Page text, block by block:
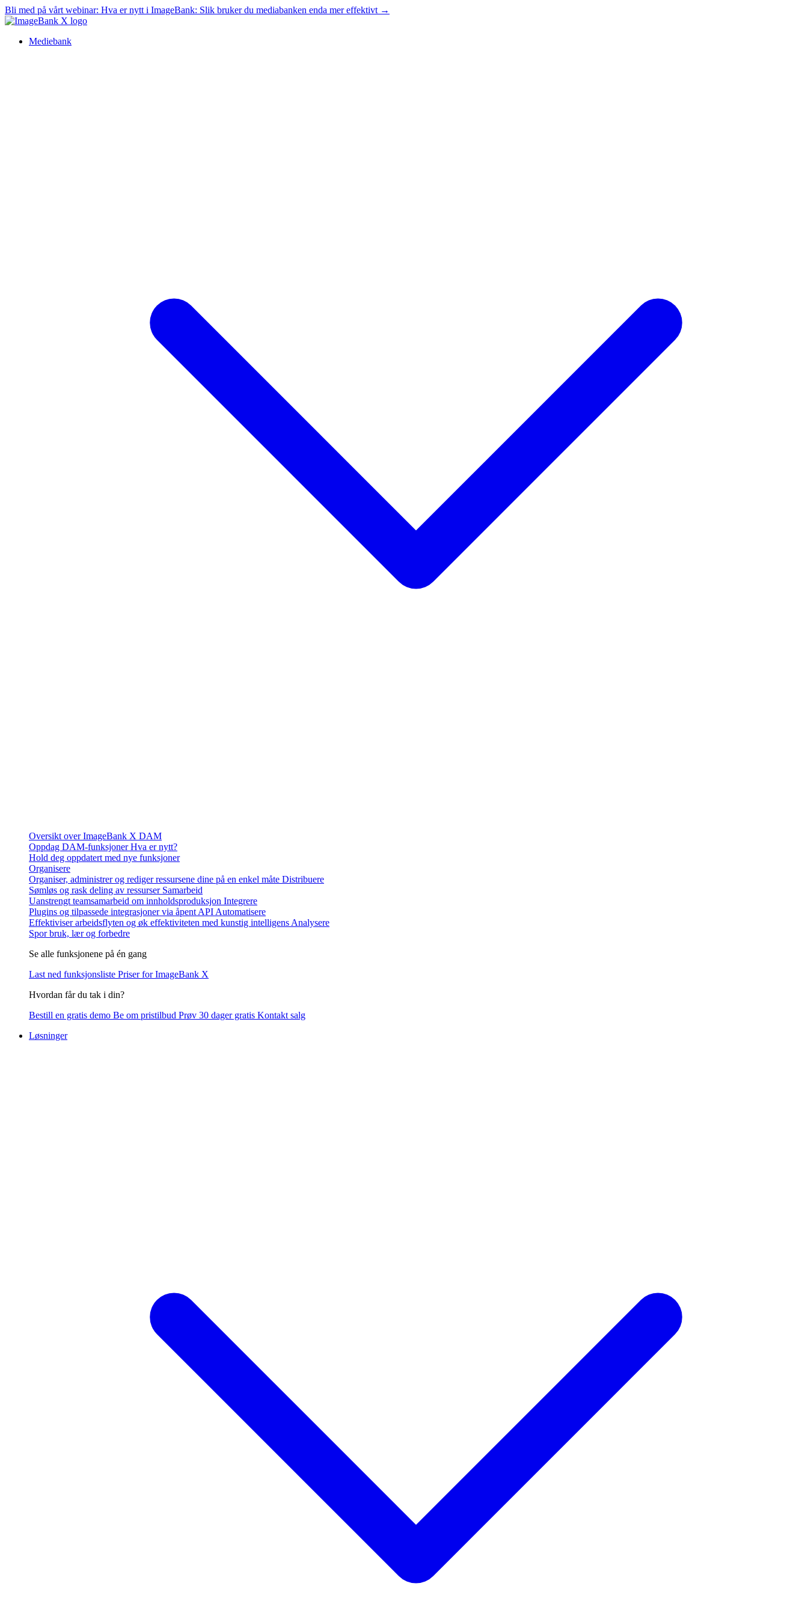
Bli med på vårt webinar: Hva er nytt i ImageBank: Slik bruker du mediabanken enda mer effektivt →
Mediebank
Oversikt over ImageBank X DAM
Oppdag DAM-funksjonerHva er nytt?
Hold deg oppdatert med nye funksjoner
Organisere
Organiser, administrer og rediger ressursene dine på en enkel måte Distribuere
Sømløs og rask deling av ressurser Samarbeid
Uanstrengt teamsamarbeid om innholdsproduksjon Integrere
Plugins og tilpassede integrasjoner via åpent API Automatisere
Effektiviser arbeidsflyten og øk effektiviteten med kunstig intelligens Analysere
Spor bruk, lær og forbedre
Se alle funksjonene på én gang
Last ned funksjonsliste Priser for ImageBank X
Hvordan får du tak i din?
Bestill en gratis demo Be om pristilbud Prøv 30 dager gratis Kontakt salg
Løsninger